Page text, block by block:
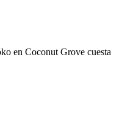
en Coconut Grove cuesta